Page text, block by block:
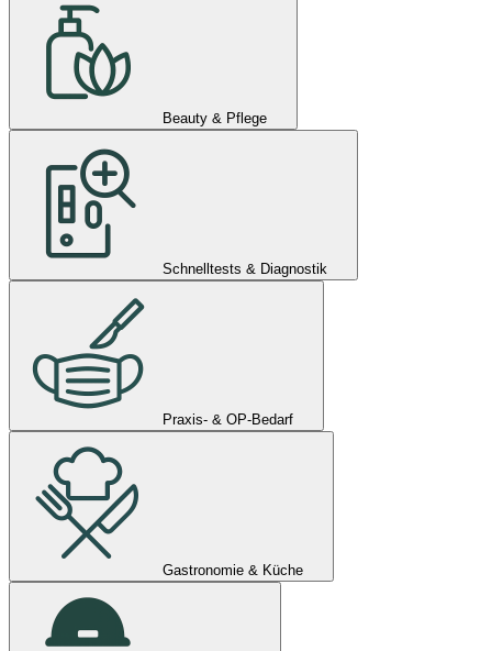
Beauty & Pflege
Schnelltests & Diagnostik
Praxis- & OP-Bedarf
Gastronomie & Küche